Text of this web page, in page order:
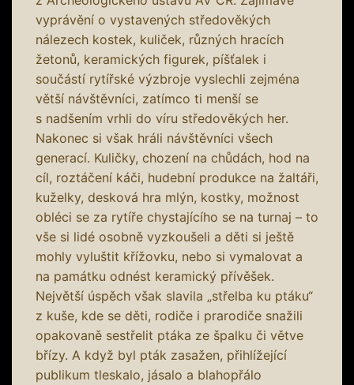
vyprávění o vystavených středověkých
nálezech kostek, kuliček, různých hracích
žetonů, keramických figurek, píšťalek i
součástí rytířské výzbroje vyslechli zejména
větší návštěvníci, zatímco ti menší se
s nadšením vrhli do víru středověkých her.
Nakonec si však hráli návštěvníci všech
generací. Kuličky, chození na chůdách, hod na
cíl, roztáčení káči, hudební produkce na žaltáři,
kuželky, desková hra mlýn, kostky, možnost
obléci se za rytíře chystajícího se na turnaj – to
vše si lidé osobně vyzkoušeli a děti si ještě
mohly vyluštit křížovku, nebo si vymalovat a
na památku odnést keramický přívěšek.
Největší úspěch však slavila „střelba ku ptáku“
z kuše, kde se děti, rodiče i prarodiče snažili
opakovaně sestřelit ptáka ze špalku či větve
břízy. A když byl pták zasažen, přihlížející
publikum tleskalo, jásalo a blahopřálo